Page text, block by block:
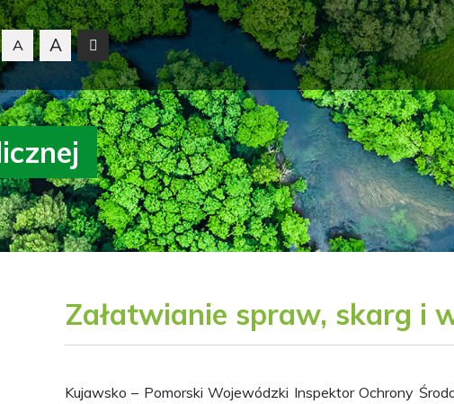
A A
Załatwianie spraw, skarg i
Kujawsko – Pomorski Wojewódzki Inspektor Ochrony